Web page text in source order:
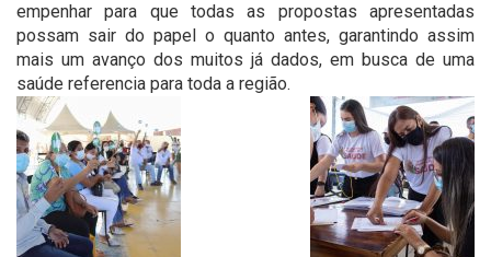
empenhar para que todas as propostas apresentadas
possam sair do papel o quanto antes, garantindo assim
mais um avanço dos muitos já dados, em busca de uma
saúde referencia para toda a região.